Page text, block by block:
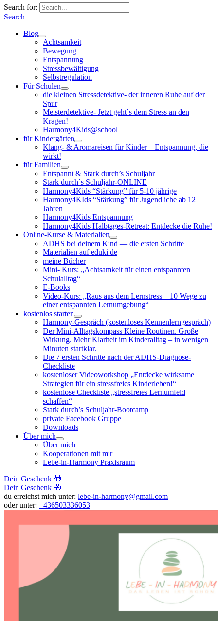
Search for:
Search
Blog
Achtsamkeit
Bewegung
Entspannung
Stressbewältigung
Selbstregulation
Für Schulen
die kleinen Stressdetektive- der inneren Ruhe auf der
Spur
Meisterdetektive- Jetzt geht´s dem Stress an den
Kragen!
Harmony4Kids@school
für Kindergärten
Klang- & Aromareisen für Kinder – Entspannung, die
wirkt!
für Familien
Entspannt & Stark durch’s Schuljahr
Stark durch´s Schuljahr-ONLINE
Harmony4Kids “Stärkung” für 5-10 jährige
Harmony4KIds “Stärkung” für Jugendliche ab 12
Jahren
Harmony4Kids Entspannung
Harmony4Kids Halbtages-Retreat: Entdecke die Ruhe!
Online-Kurse & Materialien
ADHS bei deinem Kind — die ersten Schritte
Materialien auf eduki.de
meine Bücher
Mini- Kurs: „Achtsamkeit für einen entspannten
Schulalltag“
E-Books
Video-Kurs: „Raus aus dem Lernstress – 10 Wege zu
einer entspannten Lernumgebung“
kostenlos starten
Harmony-Gespräch (kostenloses Kennenlerngespräch)
Der Mini-Alltagskompass Kleine Routinen. Große
Wirkung. Mehr Klarheit im Kinderalltag – in wenigen
Minuten startklar.
Die 7 ersten Schritte nach der ADHS-Diagnose-
Checkliste
kostenloser Videoworkshop „Entdecke wirksame
Strategien für ein stressfreies Kinderleben!“
kostenlose Checkliste „stressfreies Lernumfeld
schaffen“
Stark durch’s Schuljahr-Bootcamp
private Facebook Gruppe
Downloads
Über mich
Über mich
Kooperationen mit mir
Lebe-in-Harmony Praxisraum
Dein Geschenk 🎁
Dein Geschenk 🎁
du erreichst mich unter: lebe-in-harmony@gmail.com
oder unter: +436503336053